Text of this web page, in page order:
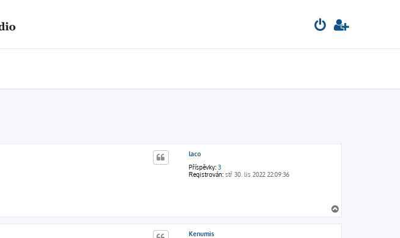
laco
Příspěvky: 3
Registrován: stř 30. lis 2022 22:09:36
a
h
Kenumis